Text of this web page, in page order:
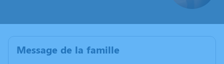
Message de la famille